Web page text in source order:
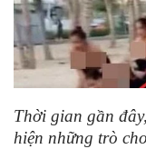
Thời gian gần
hiện những trò